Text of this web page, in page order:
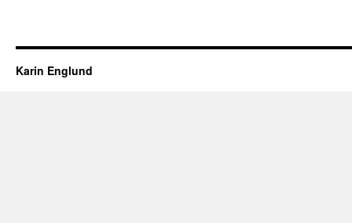
Karin Englund